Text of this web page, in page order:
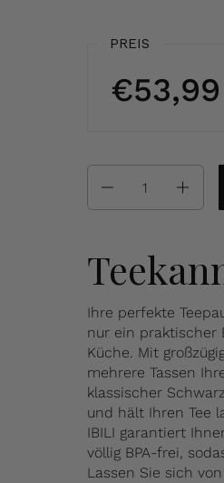
PREIS
€53,99
Ihre perfekte
nur ein praktischer
Küche. Mit
mehrere Tassen
klassischer
und hält Ihren Tee
IBILI garantiert
völlig BPA-frei,
Lassen Sie sich